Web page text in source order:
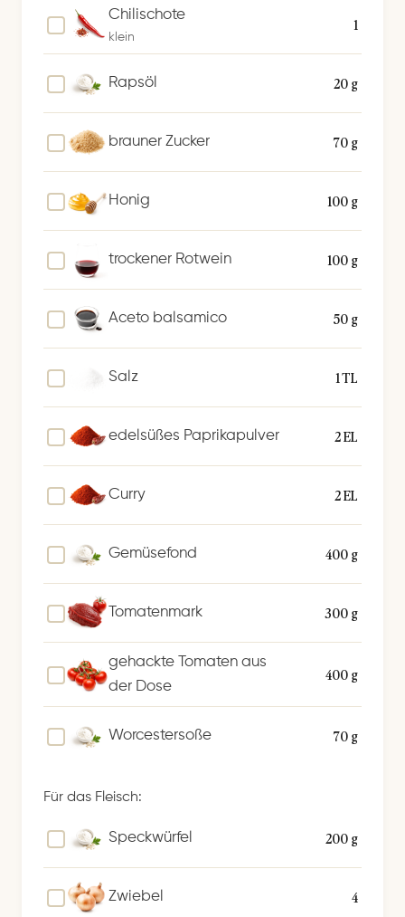
1
Chilischote
klein
20 g
Rapsöl
70 g
brauner Zucker
100 g
Honig
100 g
trockener Rotwein
50 g
Aceto balsamico
1 TL
Salz
2 EL
edelsüßes Paprikapulver
2 EL
Curry
400 g
Gemüsefond
300 g
Tomatenmark
400 g
gehackte Tomaten aus
der Dose
70 g
Worcestersoße
Für das Fleisch:
200 g
Speckwürfel
4
Zwiebel